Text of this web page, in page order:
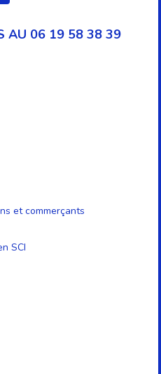
AU 06 19 58 38 39
et commerçants
SCI